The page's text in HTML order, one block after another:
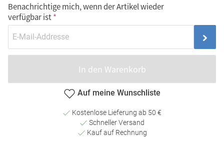
Benachrichtige mich, wenn der Artikel wieder
verfügbar ist
In den Warenkorb
Auf meine Wunschliste
Kostenlose Lieferung ab 50 €
Schneller Versand
Kauf auf Rechnung